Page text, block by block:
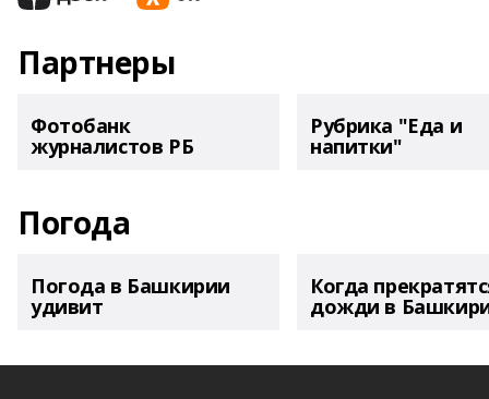
Партнеры
Фотобанк
журналистов РБ
Рубрика "Еда и
напитки"
Погода
Погода в Башкирии
удивит
Когда
дожди в